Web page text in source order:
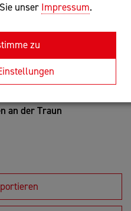
unser Impressum.
zu
SZOSTAK
nach BibuG
Rückruf
an der Traun